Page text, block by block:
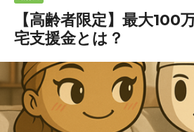
【高齢者限定】最大100
宅支援金とは？